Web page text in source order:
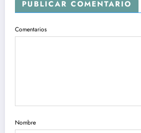
PUBLICAR COMENTARIO
Comentarios
Nombre